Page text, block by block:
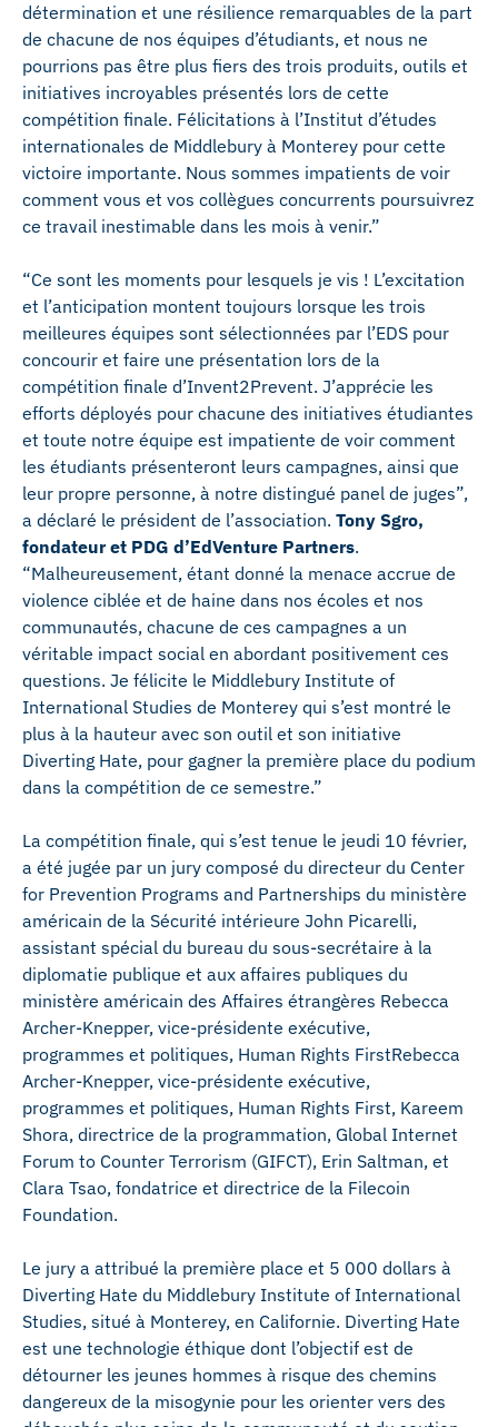
détermination et une résilience remarquables de la part
de chacune de nos équipes d’étudiants, et nous ne
pourrions pas être plus fiers des trois produits, outils et
initiatives incroyables présentés lors de cette
compétition finale. Félicitations à l’Institut d’études
internationales de Middlebury à Monterey pour cette
victoire importante. Nous sommes impatients de voir
comment vous et vos collègues concurrents poursuivrez
ce travail inestimable dans les mois à venir.”
“Ce sont les moments pour lesquels je vis ! L’excitation
et l’anticipation montent toujours lorsque les trois
meilleures équipes sont sélectionnées par l’EDS pour
concourir et faire une présentation lors de la
compétition finale d’Invent2Prevent. J’apprécie les
efforts déployés pour chacune des initiatives étudiantes
et toute notre équipe est impatiente de voir comment
les étudiants présenteront leurs campagnes, ainsi que
leur propre personne, à notre distingué panel de juges”,
a déclaré le président de l’association. Tony Sgro,
fondateur et PDG d’EdVenture Partners.
“Malheureusement, étant donné la menace accrue de
violence ciblée et de haine dans nos écoles et nos
communautés, chacune de ces campagnes a un
véritable impact social en abordant positivement ces
questions. Je félicite le Middlebury Institute of
International Studies de Monterey qui s’est montré le
plus à la hauteur avec son outil et son initiative
Diverting Hate, pour gagner la première place du podium
dans la compétition de ce semestre.”
La compétition finale, qui s’est tenue le jeudi 10 février,
a été jugée par un jury composé du directeur du Center
for Prevention Programs and Partnerships du ministère
américain de la Sécurité intérieure John Picarelli,
assistant spécial du bureau du sous-secrétaire à la
diplomatie publique et aux affaires publiques du
ministère américain des Affaires étrangères Rebecca
Archer-Knepper, vice-présidente exécutive,
programmes et politiques, Human Rights FirstRebecca
Archer-Knepper, vice-présidente exécutive,
programmes et politiques, Human Rights First, Kareem
Shora, directrice de la programmation, Global Internet
Forum to Counter Terrorism (GIFCT), Erin Saltman, et
Clara Tsao, fondatrice et directrice de la Filecoin
Foundation.
Le jury a attribué la première place et 5 000 dollars à
Diverting Hate du Middlebury Institute of International
Studies, situé à Monterey, en Californie. Diverting Hate
est une technologie éthique dont l’objectif est de
détourner les jeunes hommes à risque des chemins
dangereux de la misogynie pour les orienter vers des